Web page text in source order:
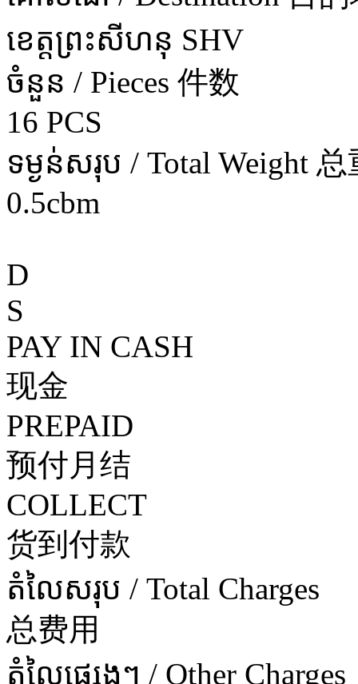
ខេត្តព្រះសីហនុ SHV
ចំនួន / Pieces 件数
16 PCS
ទម្ងន់សរុប / Total Weight 总
0.5cbm
D
S
PAY IN CASH
现金
PREPAID
预付月结
COLLECT
货到付款
តំលៃសរុប / Total Charges
总费用
តំលៃផ្សេងៗ / Other Charges